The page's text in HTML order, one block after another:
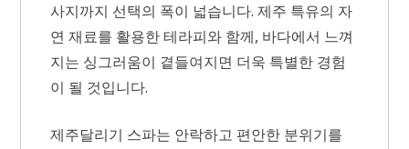
사지까지 선택의 폭이 넓습니다. 제주 특유의 자
연 재료를 활용한 테라피와 함께, 바다에서 느껴
지는 싱그러움이 곁들여지면 더욱 특별한 경험
이 될 것입니다.
제주달리기 스파는 안락하고 편안한 분위기를